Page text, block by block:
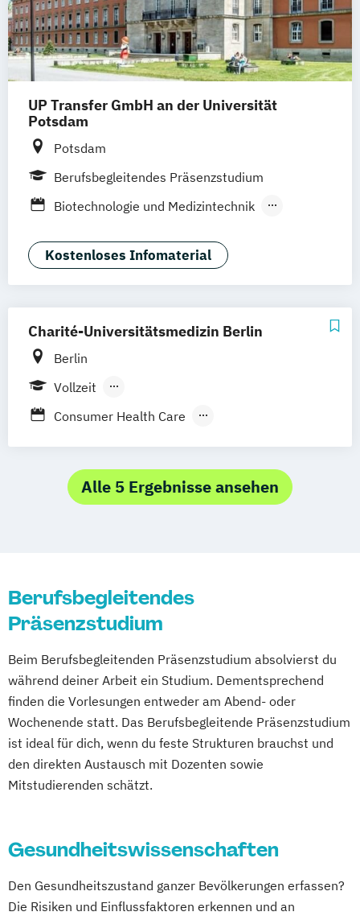
UP Transfer GmbH an der Universität
Potsdam
Potsdam
Berufsbegleitendes Präsenzstudium
Biotechnologie und Medizintechnik
Gesundheitsmanagement
Innovatives Gesundheitsmanagement
Kostenloses Infomaterial
Charité-Universitätsmedizin Berlin
Berlin
Vollzeit
Berufsbegleitendes Präsenzstudium
Consumer Health Care
International Health
Modellstudiengang Humanmedizin Pflege
Alle 5 Ergebnisse ansehen
Berufsbegleitendes
Präsenzstudium
Beim Berufsbegleitenden Präsenzstudium absolvierst du
während deiner Arbeit ein Studium. Dementsprechend
finden die Vorlesungen entweder am Abend- oder
Wochenende statt. Das Berufsbegleitende Präsenzstudium
ist ideal für dich, wenn du feste Strukturen brauchst und
den direkten Austausch mit Dozenten sowie
Mitstudierenden schätzt.
Gesundheitswissenschaften
Den Gesundheitszustand ganzer Bevölkerungen erfassen?
Die Risiken und Einflussfaktoren erkennen und an